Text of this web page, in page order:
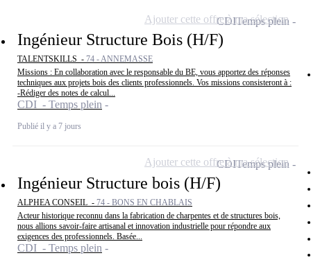
Ingénieur Structure Bois (H/F)
TALENTSKILLS - 74 - ANNEMASSE
Missions : En collaboration avec le responsable du BE, vous apportez des réponses
techniques aux projets bois des clients professionnels. Vos missions consisteront à :
-Rédiger des notes de calcul...
CDI - Temps plein
Publié il y a 7 jours
CDITemps plein
Ajouter cette offre à ma sélection
Ingénieur Structure bois (H/F)
ALPHEA CONSEIL - 74 - BONS EN CHABLAIS
Acteur historique reconnu dans la fabrication de charpentes et de structures bois,
nous allions savoir-faire artisanal et innovation industrielle pour répondre aux
exigences des professionnels. Basée...
CDI - Temps plein
CDITemps plein
Ajouter cette offre à ma sélection